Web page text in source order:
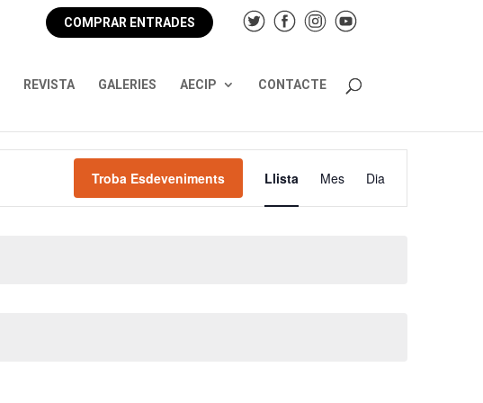
COMPRAR ENTRADES
REVISTA GALERIES AECIP CONTACTE
Troba Esdeveniments de
Llista Mes Dia